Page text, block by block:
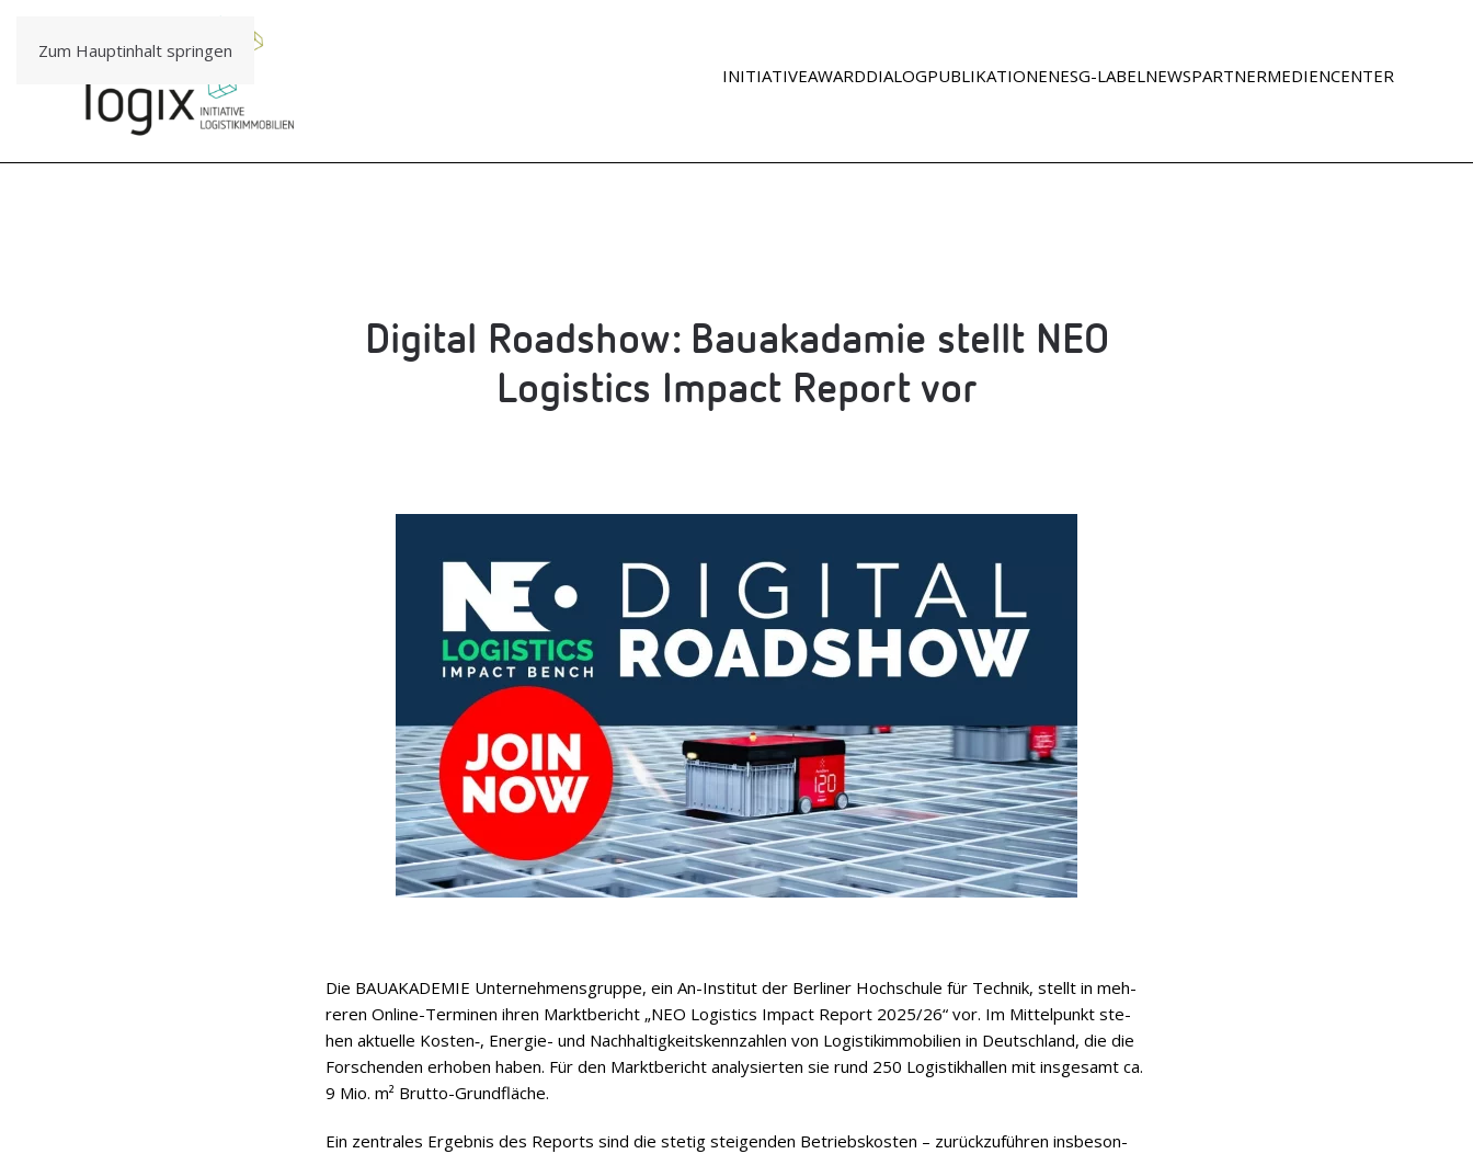
Zum Hauptinhalt springen
INITIATIVEAWARDDIA­LOGPUBLIKATIONENESG-LABELNEWSPART­NERMEDI­EN­CEN­TER
Digi­tal Road­show: Bau­aka­da­mie stellt NEO
Logi­stics Impact Report vor
Die BAUAKADEMIE Unter­neh­mens­gruppe, ein An-Insti­tut der Ber­li­ner Hoch­schule für Tech­nik, stellt in meh­
re­ren Online-Ter­mi­nen ihren Markt­be­richt „NEO Logi­stics Impact Report 2025/26“ vor. Im Mit­tel­punkt ste­
hen aktu­elle Kosten‑, Ener­gie- und Nach­hal­tig­keits­kenn­zah­len von Logis­tik­im­mo­bi­lien in Deutsch­land, die die
For­schen­den erho­ben haben. Für den Markt­be­richt ana­ly­sier­ten sie rund 250 Logis­tik­hal­len mit ins­ge­samt ca.
9 Mio. m² Brutto-Grundfläche.
Ein zen­tra­les Ergeb­nis des Reports sind die ste­tig stei­gen­den Betriebs­kos­ten – zurück­zu­füh­ren ins­be­son­